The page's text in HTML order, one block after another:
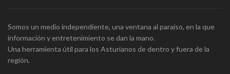
Somos un medio independiente, una ventana al paraíso, en la que
información y entretenimiento se dan la mano.
Una herramienta útil para los Asturianos de dentro y fuera de la
región.